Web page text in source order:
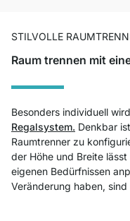
STILVOLLE
Raum trennen mit
Besonders individuell
Regalsystem. Denkbar
Raumtrenner zu
der Höhe und Breite
eigenen Bedürfnissen
Veränderung haben,